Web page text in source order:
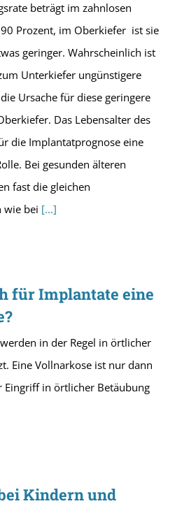
beträgt im zahnlosen
Prozent, im Oberkiefer ist sie
geringer. Wahrscheinlich ist
Unterkiefer ungünstigere
Ursache für diese geringere
Das Lebensalter des
die Implantatprognose eine
Bei gesunden älteren
fast die gleichen
wie bei [...]
für Implantate eine
in der Regel in örtlicher
Eine Vollnarkose ist nur dann
Eingriff in örtlicher Betäubung
Kindern und